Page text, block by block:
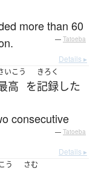
more than 60
— Tatoeba
Details ▸
いこう
高 を
きろく
記録した
consecutive
— Tatoeba
Details ▸
う さむ